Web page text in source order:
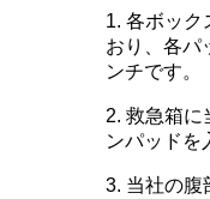
1. 各ボック
おり、各パ
ンチです。
2. 救急箱に
ンパッドを
3. 当社の腹